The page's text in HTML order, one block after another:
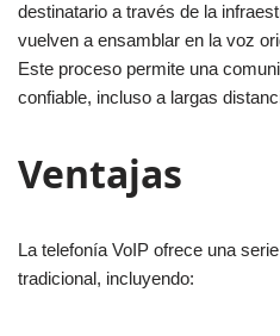
destinatario a través de la
vuelven a ensamblar en la voz
Este proceso permite una
confiable, incluso a largas
Ventajas
La telefonía VoIP ofrece una
tradicional, incluyendo: